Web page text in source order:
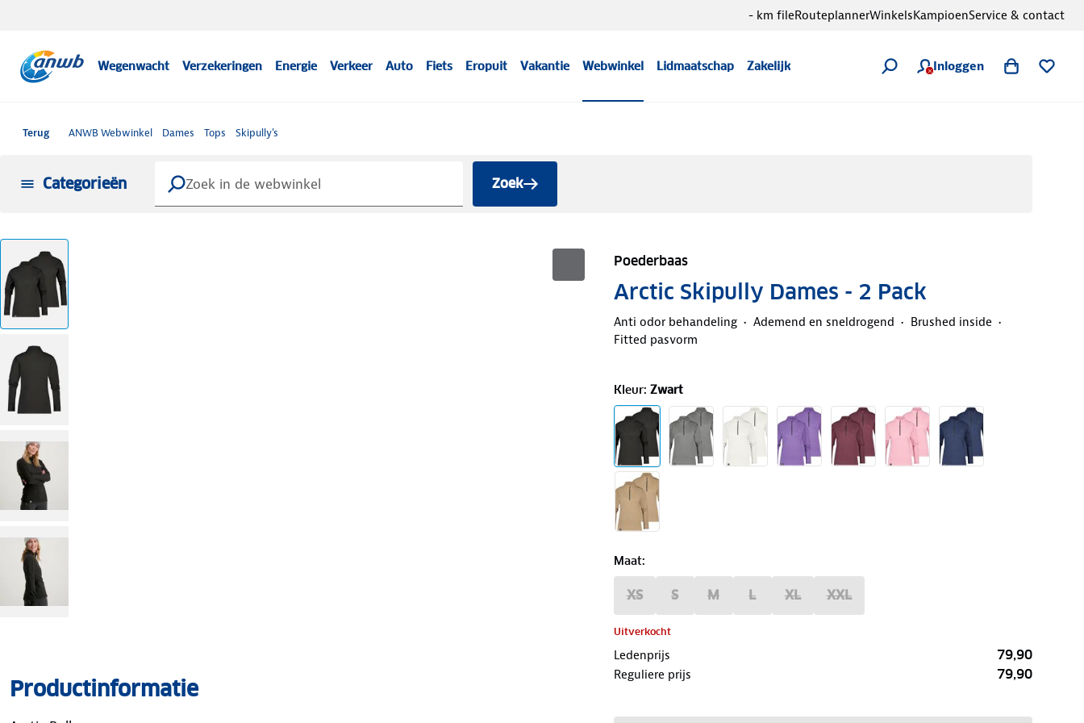
Wegenwacht Verzekeringen Energie Verkeer Auto Fiets Eropuit Vakantie Webwinkel Lidmaatschap Zakelijk Inloggen
- km fileRouteplannerWinkelsKampioenService & contact
Terug ANWB Webwinkel Dames Tops Skipully's
Categorieën Zoek
Poederbaas
Arctic Skipully Dames - 2 Pack
Anti odor behandeling Ademend en sneldrogend
Brushed inside
Fitted pasvorm
Kleur: Zwart
Maat:
XS S M L XL XXL
Uitverkocht
Ledenprijs 79,90
Reguliere prijs 79,90
Productinformatie